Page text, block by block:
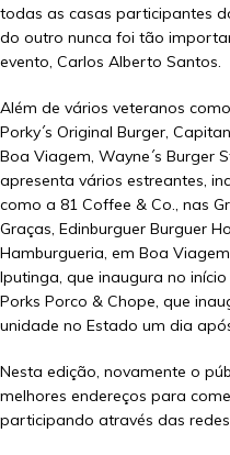
todas as casas participantes
do outro nunca foi tão
evento, Carlos Alberto Santos.
Além de vários veteranos
Porky´s Original Burger,
Boa Viagem, Wayne´s Burger
apresenta vários estreantes,
como a 81 Coffee & Co., nas
Graças, Edinburguer Burguer
Hamburgueria, em Boa
Iputinga, que inaugura no
Porks Porco & Chope, que
unidade no Estado um dia
Nesta edição, novamente o
melhores endereços para
participando através das